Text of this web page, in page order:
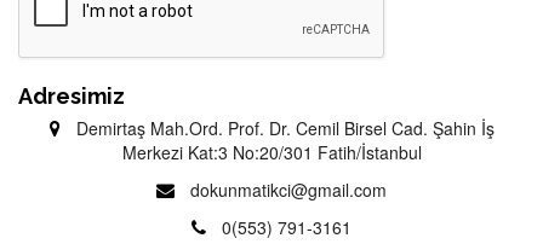
Adresimiz
Demirtaş Mah.Ord. Prof. Dr. Cemil Birsel Cad. Şahin İş
Merkezi Kat:3 No:20/301 Fatih/İstanbul
dokunmatikci@gmail.com
0(553) 791-3161